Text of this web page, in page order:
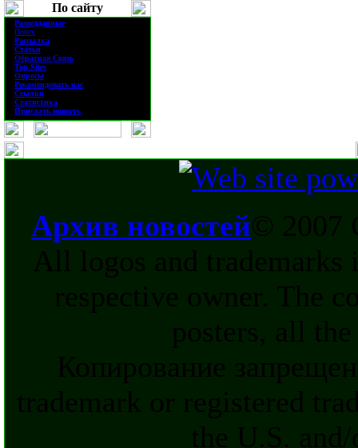
По сайту
Разведданные
Поиск
Рассылка
Статьи
Обратная Связь
Top Sites
Опросы
Рекомендовать нас
Ссылки
Статистика
Прислать новость
Архив новостей© 2007
All logos and
respective owner. The
posters, all
Копирование
trademark or registered
the U.S.